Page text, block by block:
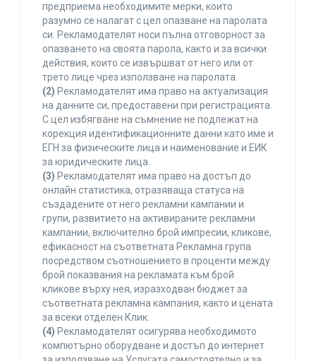
предприема необходимите мерки, които
разумно се налагат с цел опазване на паролата
си. Рекламодателят носи пълна отговорност за
опазването на своята парола, както и за всички
действия, които се извършват от него или от
трето лице чрез използване на паролата.
(2) Рекламодателят има право на актуализация
на данните си, предоставени при регистрацията.
С цел избягване на съмнение не подлежат на
корекция идентификационните данни като име и
ЕГН за физическите лица и наименование и ЕИК
за юридическите лица.
(3) Рекламодателят има право на достъп до
онлайн статистика, отразяваща статуса на
създадените от него рекламни кампании и
групи, развитието на активираните рекламни
кампании, включително брой импресии, кликове,
ефикасност на съответната Рекламна група
посредством съотношението в проценти между
брой показвания на рекламата към брой
кликове върху нея, изразходван бюджет за
съответната рекламна кампания, както и цената
за всеки отделен Клик.
(4) Рекламодателят осигурява необходимото
компютърно оборудване и достъп до интернет